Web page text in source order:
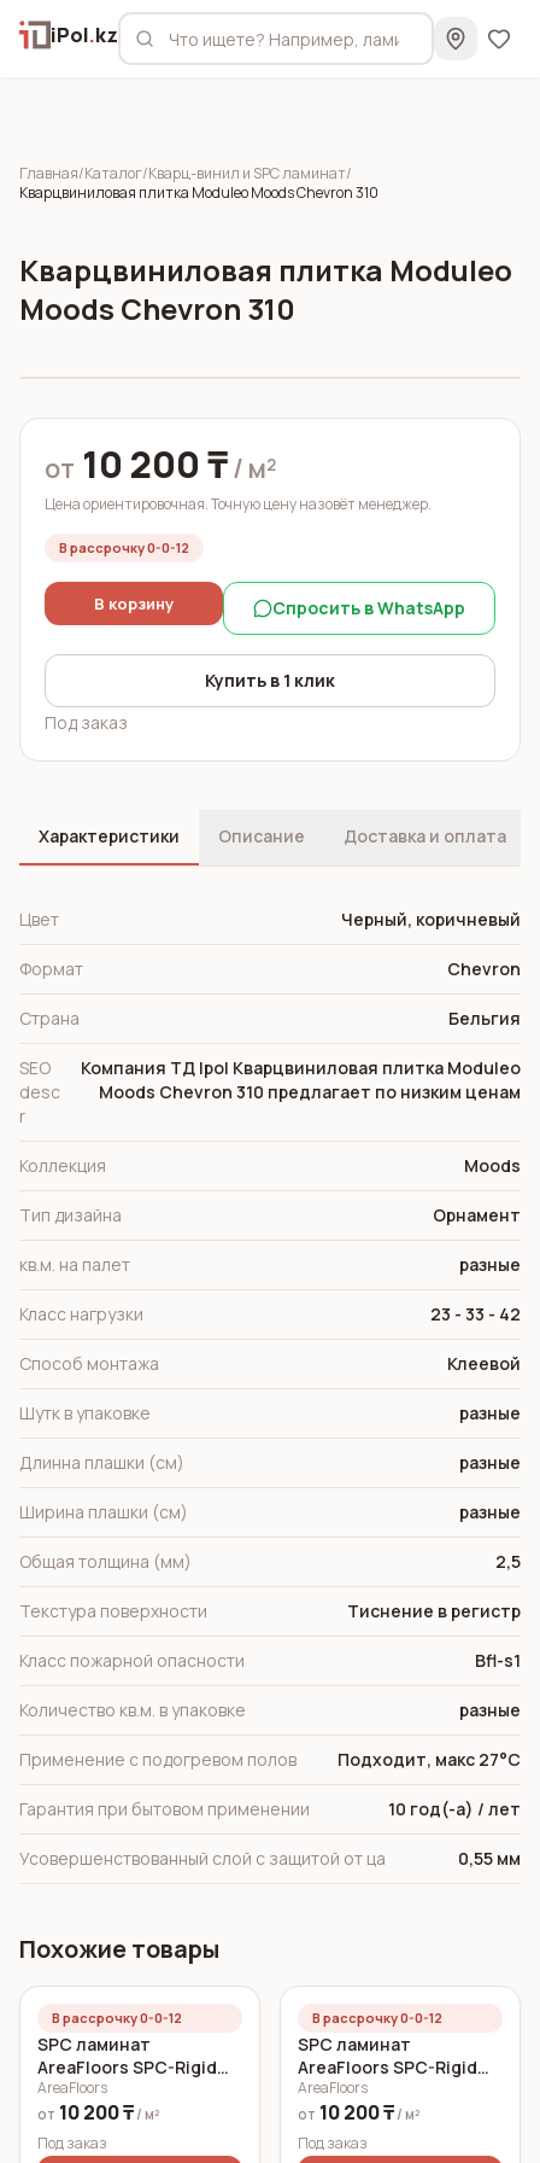
iPol.kz
Главная/Каталог/Кварц-винил и SPC ламинат/
Кварцвиниловая плитка Moduleo Moods Chevron 310
Кварцвиниловая плитка Moduleo
Moods Chevron 310
от 10 200 ₸/ м²
Цена ориентировочная. Точную цену назовёт менеджер.
В рассрочку 0-0-12
В корзину Спросить в WhatsApp
Купить в 1 клик
Под заказ
Характеристики Описание Доставка и оплата
Цвет Черный, коричневый
Формат Chevron
Страна Бельгия
SEO
desc
r
Компания ТД Ipol Кварцвиниловая плитка Moduleo
Moods Chevron 310 предлагает по низким ценам
Коллекция Moods
Тип дизайна Орнамент
кв.м. на палет разные
Класс нагрузки 23 - 33 - 42
Способ монтажа Клеевой
Шутк в упаковке разные
Длинна плашки (см) разные
Ширина плашки (см) разные
Общая толщина (мм) 2,5
Текстура поверхности Тиснение в регистр
Класс пожарной опасности Bfl-s1
Количество кв.м. в упаковке разные
Применение с подогревом полов Подходит, макс 27°C
Гарантия при бытовом применении 10 год(-а) / лет
Усовершенствованный слой с защитой от ца 0,55 мм
Похожие товары
В рассрочку 0-0-12
SPC ламинат
AreaFloors SPC-Rigid
Click Дуб морской
750x150 6 мм
AreaFloors
от 10 200 ₸ / м²
Под заказ
В рассрочку 0-0-12
SPC ламинат
AreaFloors SPC-Rigid
Click Осенний дуб
750x150 5 мм
AreaFloors
от 10 200 ₸ / м²
Под заказ